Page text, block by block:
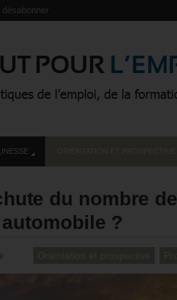
désabonner
du nombre
?